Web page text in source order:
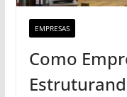
EMPRESAS
Como